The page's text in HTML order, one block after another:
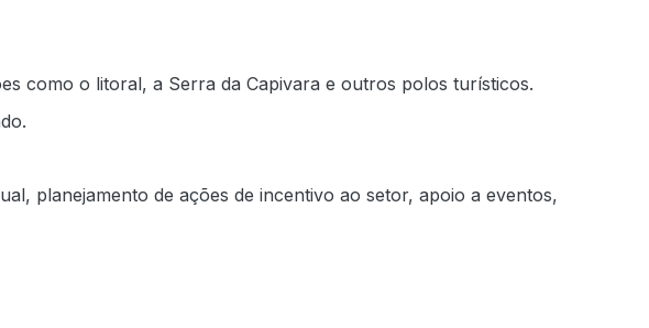
como o litoral, a Serra da Capivara e outros polos turísticos.
planejamento de ações de incentivo ao setor, apoio a eventos,